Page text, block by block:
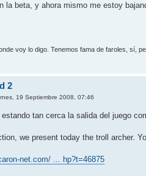
la beta, y ahora mismo me estoy
voy lo digo. Tenemos fama de faroles, sí­,
2
19 Septiembre 2008, 07:46
tan cerca la salida del juego
we present today the troll archer.
net.com/ ... hp?t=46875